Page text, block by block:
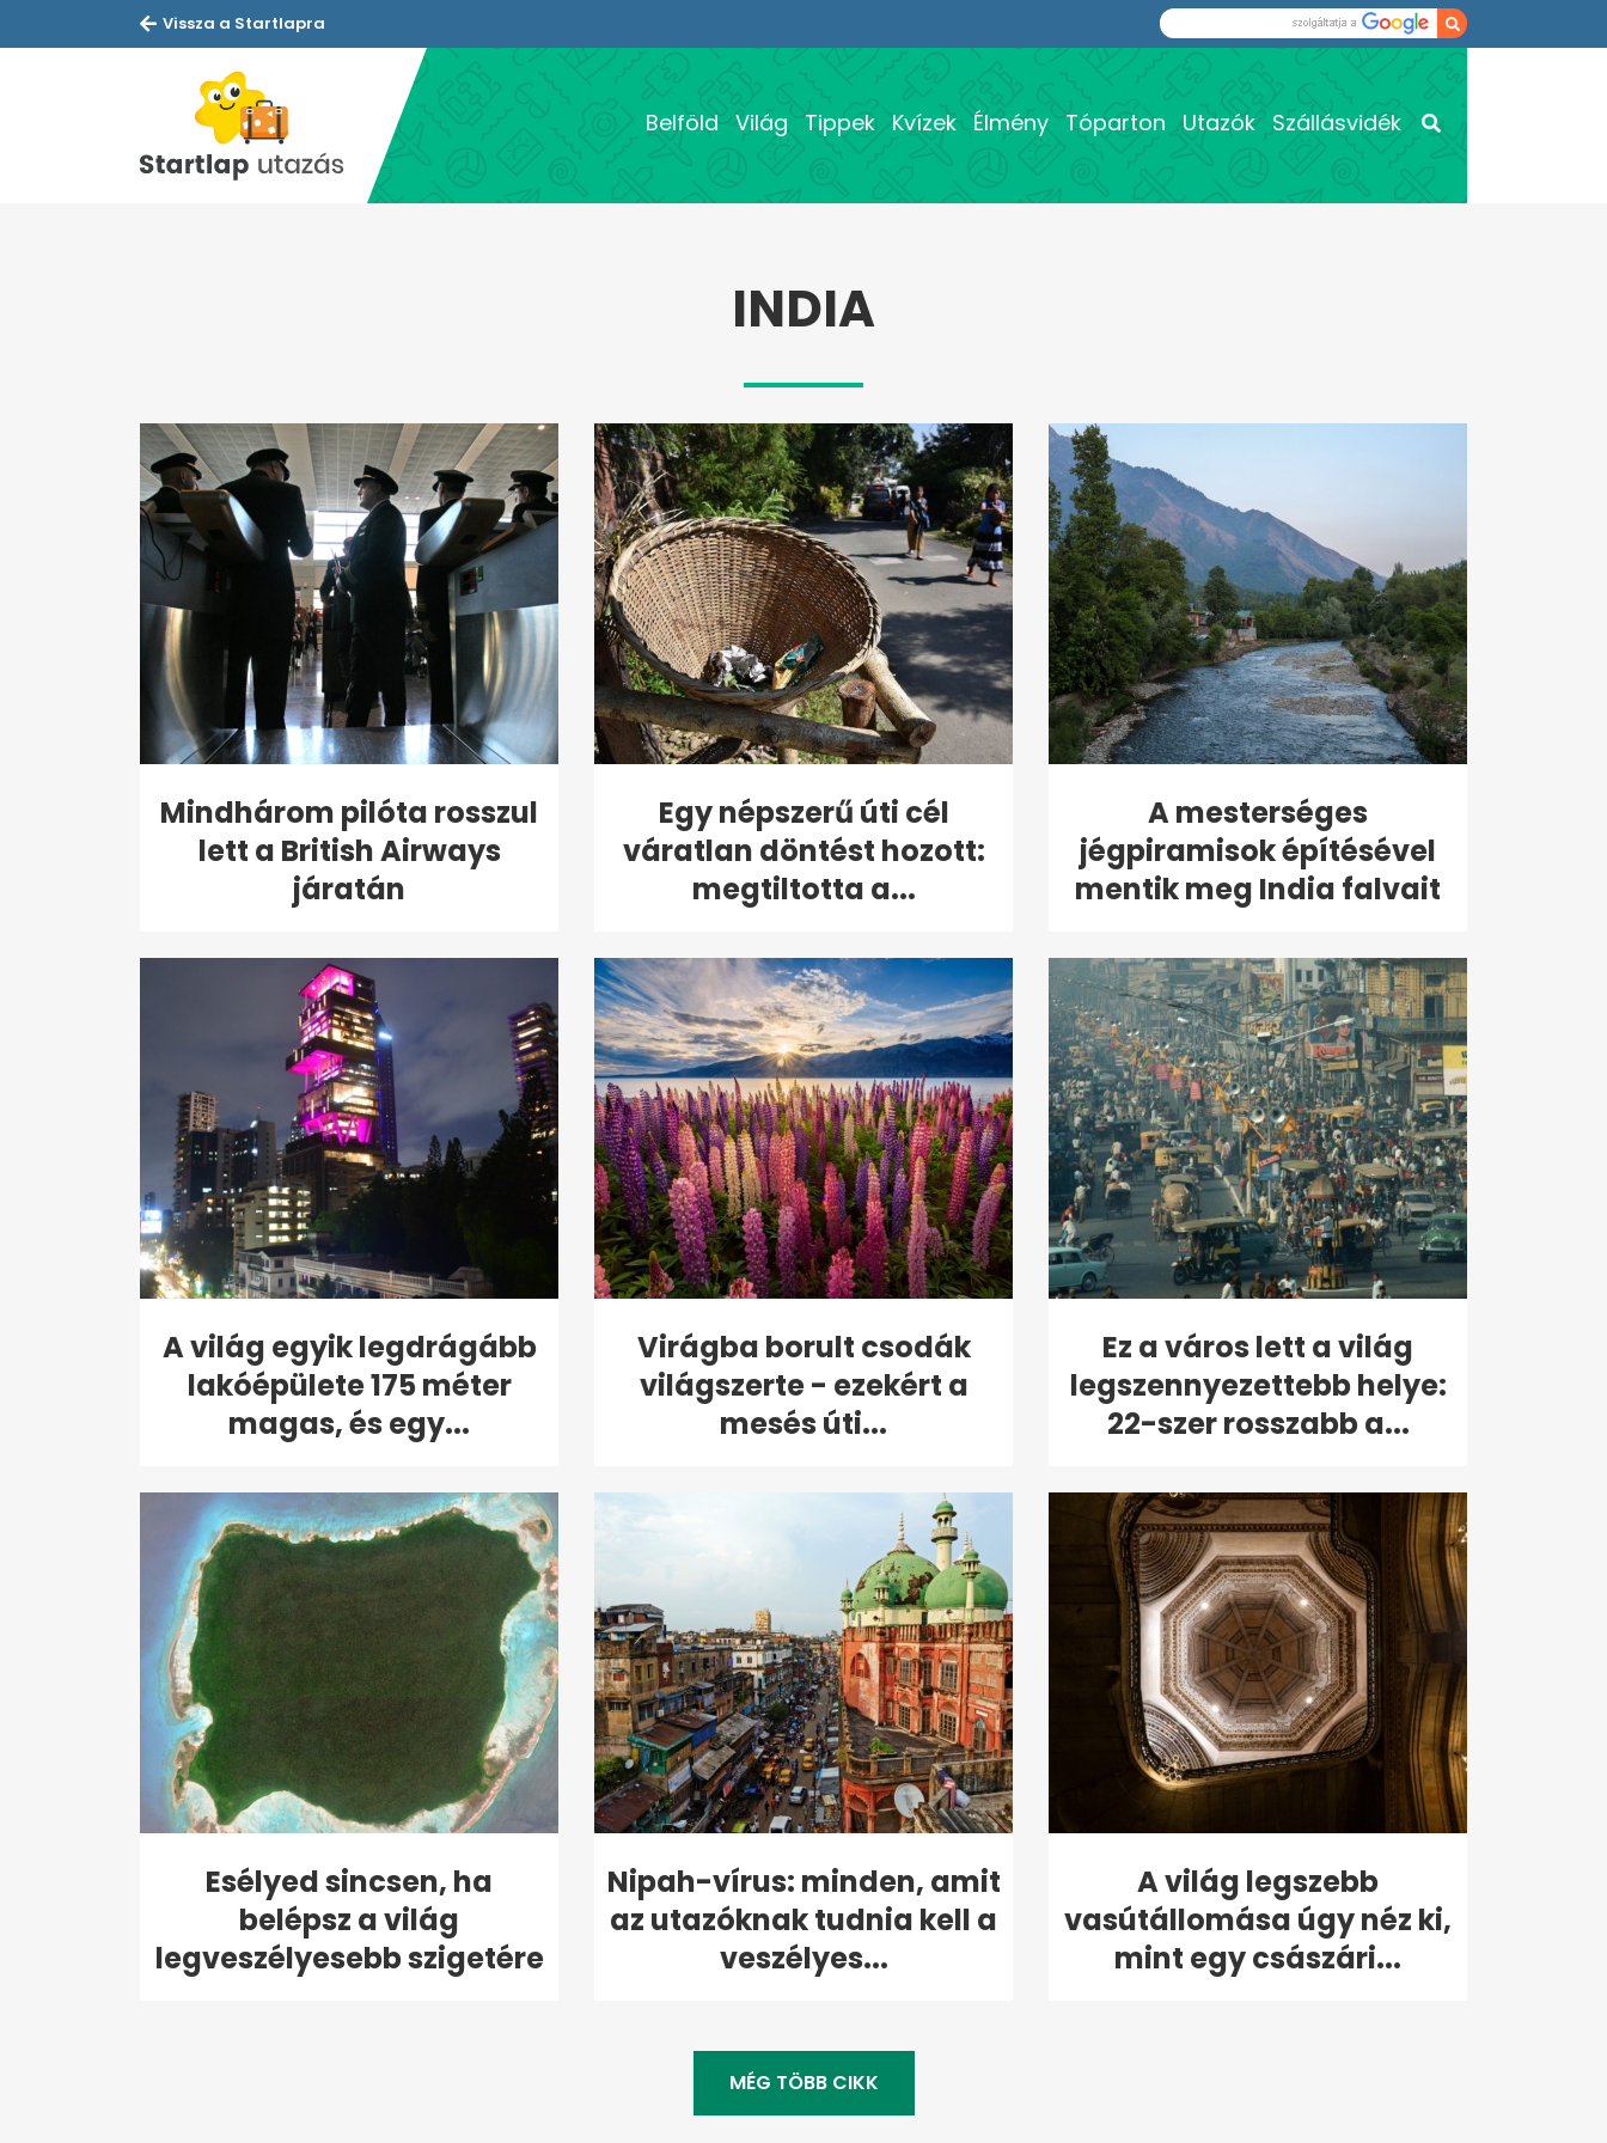
Vissza a Startlapra
Belföld Világ Tippek Kvízek Élmény Tóparton Utazók Szállásvidék
INDIA
Mindhárom pilóta rosszul
lett a British Airways
járatán
Egy népszerű úti cél
váratlan döntést hozott:
megtiltotta a...
A mesterséges
jégpiramisok építésével
mentik meg India falvait
A világ egyik legdrágább
lakóépülete 175 méter
magas, és egy...
Virágba borult csodák
világszerte - ezekért a
mesés úti...
Ez a város lett a világ
legszennyezettebb helye:
22-szer rosszabb a...
Esélyed sincsen, ha
belépsz a világ
legveszélyesebb szigetére
Nipah-vírus: minden, amit
az utazóknak tudnia kell a
veszélyes...
A világ legszebb
vasútállomása úgy néz ki,
mint egy császári...
MÉG TÖBB CIKK